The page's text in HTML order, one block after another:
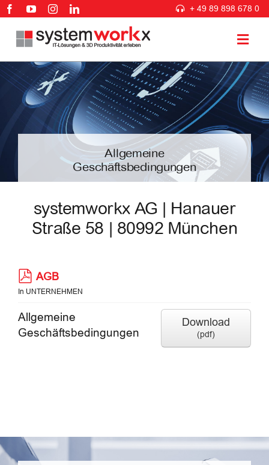
Zum
springen
+ 49 89 898 678 0
3D PLM Lösungen
IT Lösungen
Beratung & Services
Branchen
Blog
Kontakt
Allgemeine
Geschäftsbedingungen
systemworkx AG | Hanauer
Straße 58 | 80992 München
pdf
AGB
In UNTERNEHMEN
Download
(pdf)
Allgemeine
Geschäftsbedingungen